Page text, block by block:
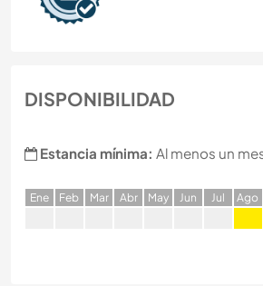
DISPONIBILIDAD
Estancia mínima: Al menos un
Ene Feb Mar Abr May Jun Jul Ago